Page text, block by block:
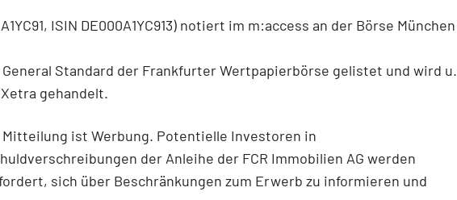
ISIN DE000A1YC913) notiert im m:access an der Börse München
Standard der Frankfurter Wertpapierbörse gelistet und wird u.
gehandelt.
Mitteilung ist Werbung. Potentielle Investoren in
der Anleihe der FCR Immobilien AG werden
sich über Beschränkungen zum Erwerb zu informieren und